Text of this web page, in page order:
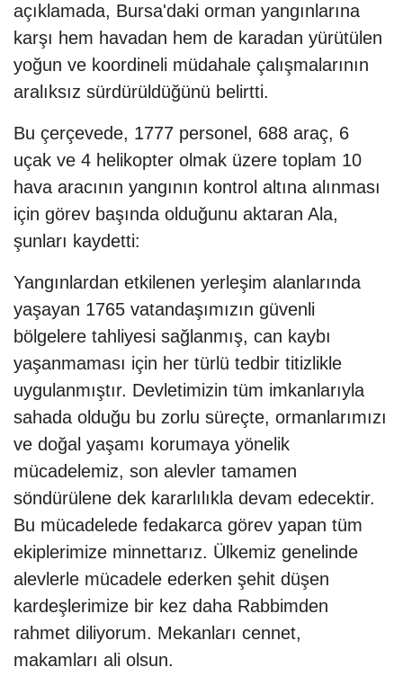
açıklamada, Bursa'daki orman yangınlarına
karşı hem havadan hem de karadan yürütülen
yoğun ve koordineli müdahale çalışmalarının
aralıksız sürdürüldüğünü belirtti.
Bu çerçevede, 1777 personel, 688 araç, 6
uçak ve 4 helikopter olmak üzere toplam 10
hava aracının yangının kontrol altına alınması
için görev başında olduğunu aktaran Ala,
şunları kaydetti:
Yangınlardan etkilenen yerleşim alanlarında
yaşayan 1765 vatandaşımızın güvenli
bölgelere tahliyesi sağlanmış, can kaybı
yaşanmaması için her türlü tedbir titizlikle
uygulanmıştır. Devletimizin tüm imkanlarıyla
sahada olduğu bu zorlu süreçte, ormanlarımızı
ve doğal yaşamı korumaya yönelik
mücadelemiz, son alevler tamamen
söndürülene dek kararlılıkla devam edecektir.
Bu mücadelede fedakarca görev yapan tüm
ekiplerimize minnettarız. Ülkemiz genelinde
alevlerle mücadele ederken şehit düşen
kardeşlerimize bir kez daha Rabbimden
rahmet diliyorum. Mekanları cennet,
makamları ali olsun.